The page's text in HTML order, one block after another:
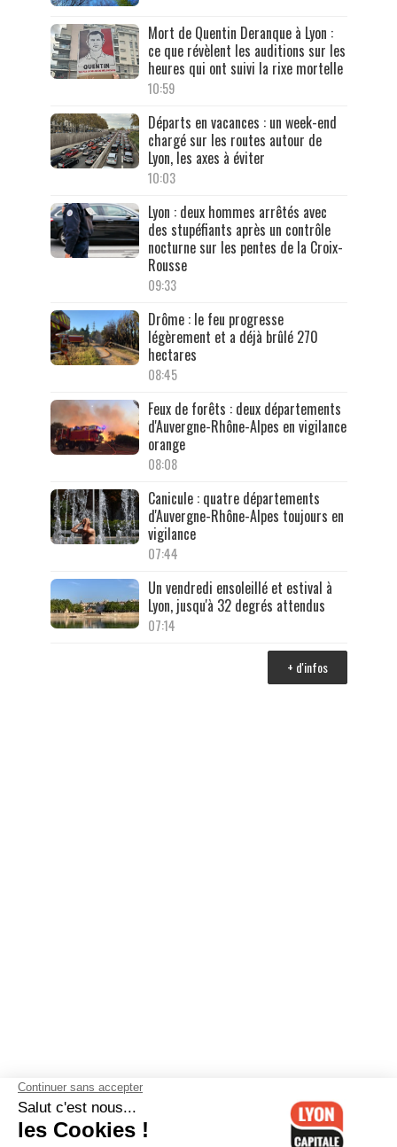
Mort de Quentin Deranque à Lyon :
ce que révèlent les auditions sur les
heures qui ont suivi la rixe mortelle
10:59
Départs en vacances : un week-end
chargé sur les routes autour de
Lyon, les axes à éviter
10:03
Lyon : deux hommes arrêtés avec
des stupéfiants après un contrôle
nocturne sur les pentes de la Croix-
Rousse
09:33
Drôme : le feu progresse
légèrement et a déjà brûlé 270
hectares
08:45
Feux de forêts : deux départements
d'Auvergne-Rhône-Alpes en vigilance
orange
08:08
Canicule : quatre départements
d'Auvergne-Rhône-Alpes toujours en
vigilance
07:44
Un vendredi ensoleillé et estival à
Lyon, jusqu'à 32 degrés attendus
07:14
+ d'infos